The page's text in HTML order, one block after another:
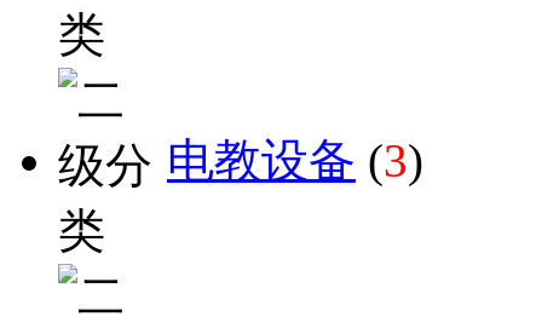
电教设备 (3)